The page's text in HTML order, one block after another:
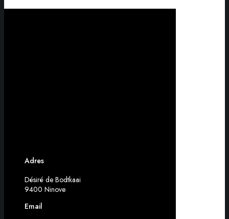
Adres
Désiré de Bodtkaai
9400 Ninove
Email